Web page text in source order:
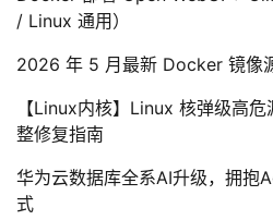
/ Linux 通用）
2026 年 5 月最新 Docker 镜像
【Linux内核】Linux 核弹级高
整修复指南
华为云数据库全系AI升级，拥
式